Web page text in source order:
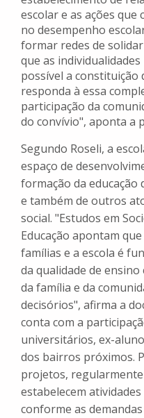
escolar e as ações
no desempenho
formar redes de
que as
possível a constituição
responda à essa
participação da
do convívio", aponta a
Segundo Roseli, a
espaço de
formação da educação
e também de outros
social. "Estudos em
Educação apontam
famílias e a escola é
da qualidade de
da família e da
decisórios", afirma a
conta com a
universitários, ex-
dos bairros próximos.
projetos,
estabelecem
conforme as